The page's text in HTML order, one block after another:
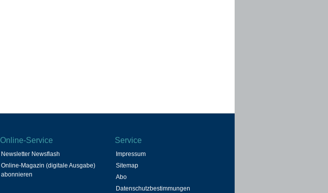
Online-Service
Newsletter Newsflash
Online-Magazin (digitale Ausgabe)
abonnieren
Service
Impressum
Sitemap
Abo
Datenschutzbestimmungen